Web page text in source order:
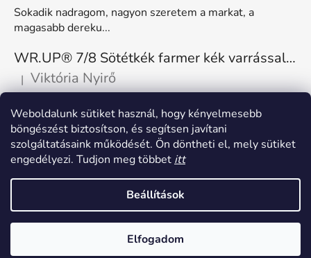
Weboldalunk sütiket használ, hogy kényelmesebb
böngészést biztosítson, és segítsen javítani
szolgáltatásaink működését. Ön döntheti el, mely sütiket
engedélyezi. Tudjon meg többet itt
Beállítások
Elfogadom
Sokadik nadragom, nagyon szeretem a markat, a
magasabb dereku...
WR.UP® 7/8 Sötétkék farmer kék varrással, superskinny RE(MOVE) WRUP4RC002ORG, J0B
A termék értékelése 5-ből 5 csillag.
| Viktória Nyirő
Nagyon kényelmes, rugalmas. Méretnek megfelelő.
Shoptet készítette
Freddy Hungary. Minden jog fenntartva.